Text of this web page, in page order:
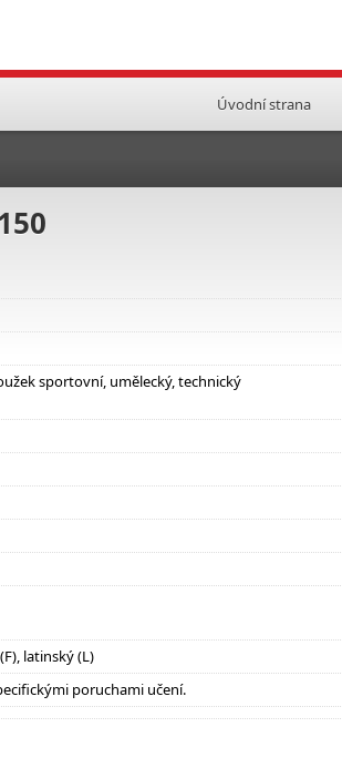
Úvodní strana
sportovní, umělecký, technický
latinský (L)
poruchami učení.